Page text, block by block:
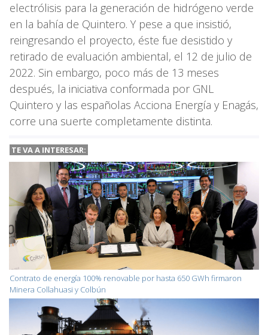
electrólisis para la generación de hidrógeno verde
en la bahía de Quintero. Y pese a que insistió,
reingresando el proyecto, éste fue desistido y
retirado de evaluación ambiental, el 12 de julio de
2022. Sin embargo, poco más de 13 meses
después, la iniciativa conformada por GNL
Quintero y las españolas Acciona Energía y Enagás,
corre una suerte completamente distinta.
TE VA A INTERESAR:
Contrato de energía 100% renovable por hasta 650 GWh firmaron
Minera Collahuasi y Colbún